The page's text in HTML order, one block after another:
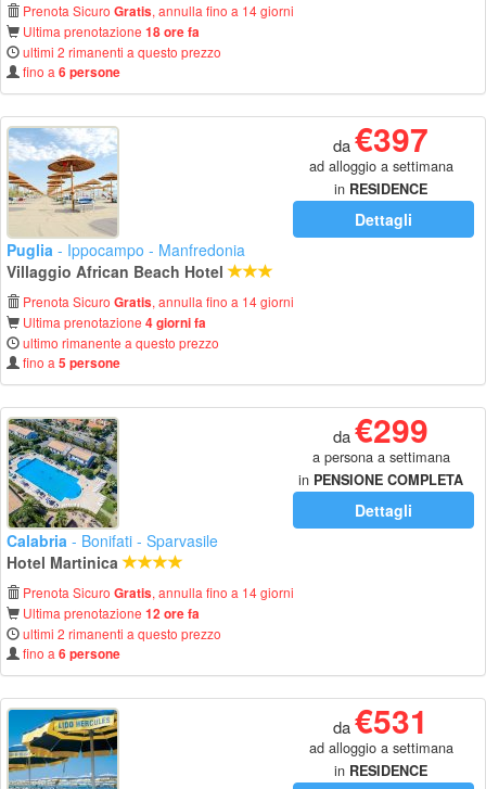
Prenota Sicuro Gratis, annulla fino a 14 giorni
Ultima prenotazione 18 ore fa
ultimi 2 rimanenti a questo prezzo
fino a 6 persone
da€397
ad alloggio a settimana
in RESIDENCE
Dettagli
Puglia - Ippocampo - Manfredonia
Villaggio African Beach Hotel
Prenota Sicuro Gratis, annulla fino a 14 giorni
Ultima prenotazione 4 giorni fa
ultimo rimanente a questo prezzo
fino a 5 persone
da€299
a persona a settimana
in PENSIONE COMPLETA
Dettagli
Calabria - Bonifati - Sparvasile
Hotel Martinica
Prenota Sicuro Gratis, annulla fino a 14 giorni
Ultima prenotazione 12 ore fa
ultimi 2 rimanenti a questo prezzo
fino a 6 persone
da€531
ad alloggio a settimana
in RESIDENCE